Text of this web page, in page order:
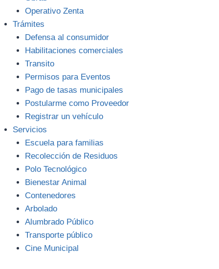
Operativo Zenta
Trámites
Defensa al consumidor
Habilitaciones comerciales
Transito
Permisos para Eventos
Pago de tasas municipales
Postularme como Proveedor
Registrar un vehículo
Servicios
Escuela para familias
Recolección de Residuos
Polo Tecnológico
Bienestar Animal
Contenedores
Arbolado
Alumbrado Público
Transporte público
Cine Municipal